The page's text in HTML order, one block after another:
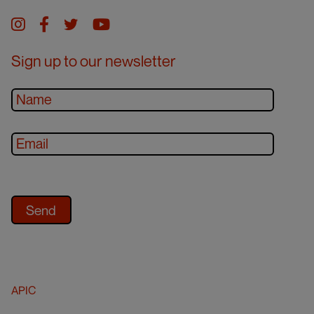
o
n
Instagram
facebook
twitteryoutube
Sign up to our newsletter
APIC